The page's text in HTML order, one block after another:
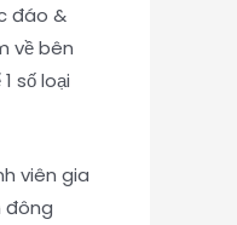
đáo &
về bên
số loại
viên gia
đông